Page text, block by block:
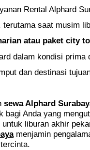
Rental Alphard
terutama saat musim
atau paket city
dalam kondisi prima
dan destinasi
sewa Alphard
bagi Anda yang
liburan akhir
menjamin